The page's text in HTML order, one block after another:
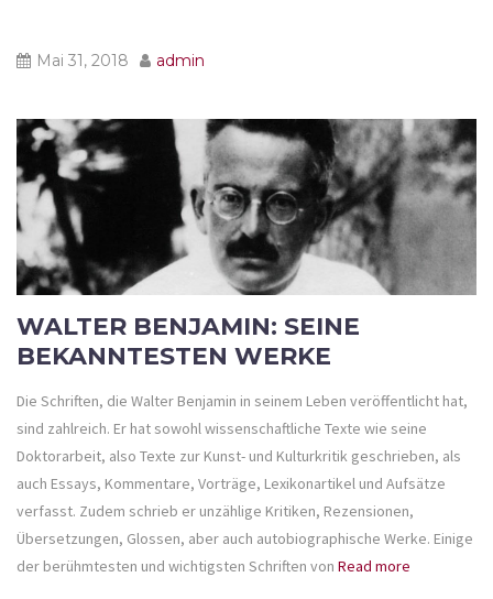
Mai 31, 2018 admin
WALTER BENJAMIN: SEINE
BEKANNTESTEN WERKE
Die Schriften, die Walter Benjamin in seinem Leben veröffentlicht hat,
sind zahlreich. Er hat sowohl wissenschaftliche Texte wie seine
Doktorarbeit, also Texte zur Kunst- und Kulturkritik geschrieben, als
auch Essays, Kommentare, Vorträge, Lexikonartikel und Aufsätze
verfasst. Zudem schrieb er unzählige Kritiken, Rezensionen,
Übersetzungen, Glossen, aber auch autobiographische Werke. Einige
der berühmtesten und wichtigsten Schriften von Read more